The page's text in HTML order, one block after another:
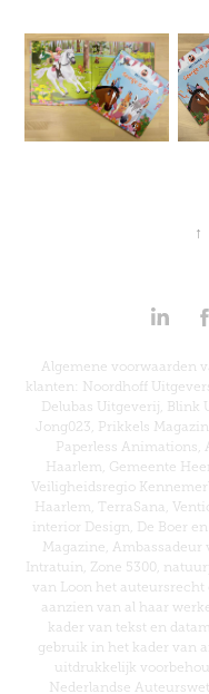
↑
Algemene voorwaarden
klanten: Noordhoff
Delubas Uitgeverij, Blink
Jong023, Prikkels
Paperless Animations,
Haarlem, Gemeente
Veiligheidsregio
Haarlem, TerraSana,
interior Design, De Boer
Magazine, Ambassadeur
Intratuin, Zone 5300,
van Loon het
aanzien van al haar
kader van tekst en
gebruik in het kader van
uitdrukkelijk
Nederlandse